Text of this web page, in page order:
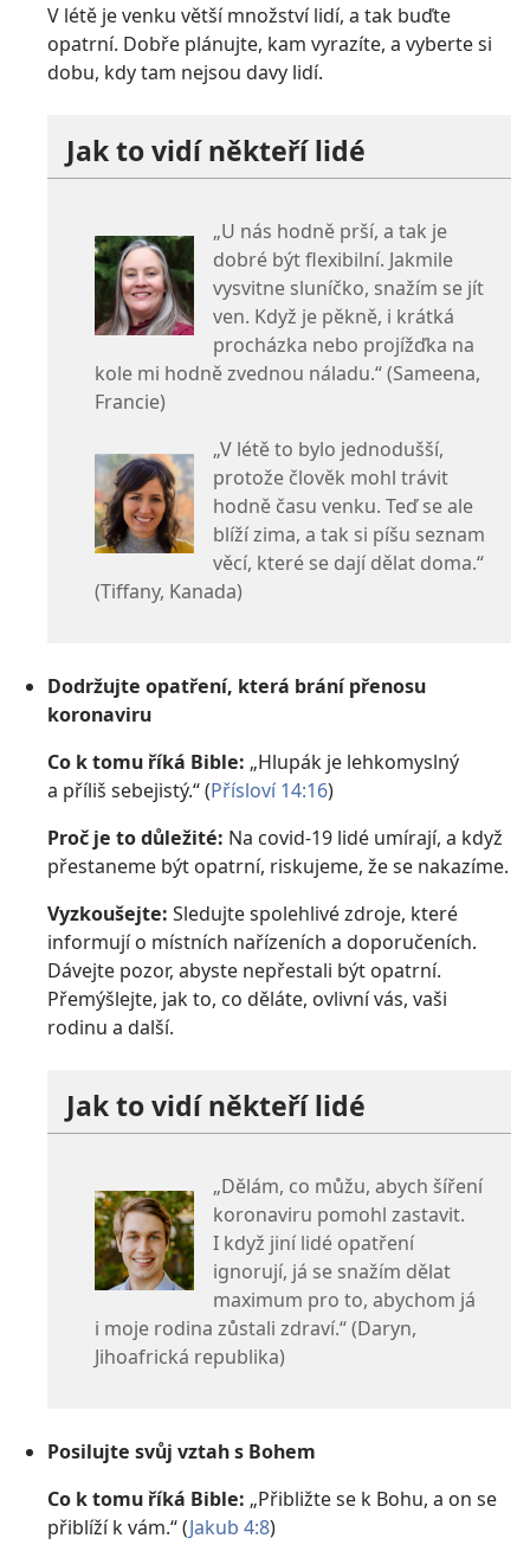
V létě je venku větší množství lidí, a tak buďte
opatrní. Dobře plánujte, kam vyrazíte, a vyberte si
dobu, kdy tam nejsou davy lidí.
Jak to vidí někteří lidé
„U nás hodně prší, a tak je
dobré být flexibilní. Jakmile
vysvitne sluníčko, snažím se jít
ven. Když je pěkně, i krátká
procházka nebo projížďka na
kole mi hodně zvednou náladu.“ (Sameena,
Francie)
„V létě to bylo jednodušší,
protože člověk mohl trávit
hodně času venku. Teď se ale
blíží zima, a tak si píšu seznam
věcí, které se dají dělat doma.“
(Tiffany, Kanada)
Dodržujte opatření, která brání přenosu
koronaviru
Co k tomu říká Bible: „Hlupák je lehkomyslný
a příliš sebejistý.“ (Přísloví 14:16)
Proč je to důležité: Na covid-19 lidé umírají, a když
přestaneme být opatrní, riskujeme, že se nakazíme.
Vyzkoušejte: Sledujte spolehlivé zdroje, které
informují o místních nařízeních a doporučeních.
Dávejte pozor, abyste nepřestali být opatrní.
Přemýšlejte, jak to, co děláte, ovlivní vás, vaši
rodinu a další.
Jak to vidí někteří lidé
„Dělám, co můžu, abych šíření
koronaviru pomohl zastavit.
I když jiní lidé opatření
ignorují, já se snažím dělat
maximum pro to, abychom já
i moje rodina zůstali zdraví.“ (Daryn,
Jihoafrická republika)
Posilujte svůj vztah s Bohem
Co k tomu říká Bible: „Přibližte se k Bohu, a on se
přiblíží k vám.“ (Jakub 4:8)